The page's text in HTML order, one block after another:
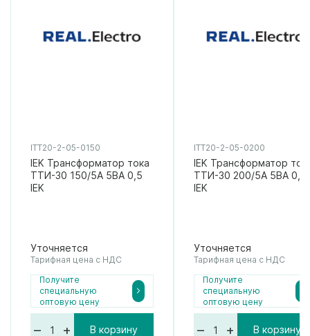
ITT20-2-05-0150
IEK Трансформатор тока
ТТИ-30 150/5А 5ВА 0,5
IEK
Уточняется
Тарифная цена с НДС
Получите
специальную
оптовую цену
– + В корзину
ITT20-2-05-0200
IEK Трансформатор
ТТИ-30 200/5А 5ВА 0,5
IEK
Уточняется
Тарифная цена с НДС
Получите
специальную
оптовую цену
– + В корзину